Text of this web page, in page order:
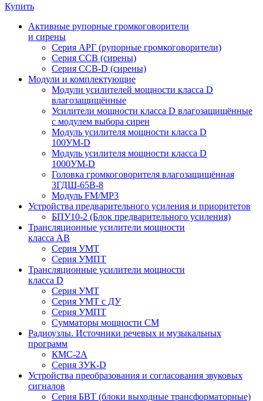
Купить
Активные рупорные громкоговорители
и сирены
Серия АРГ (рупорные громкоговорители)
Серия ССВ (сирены)
Серия ССВ-D (сирены)
Модули и комплектующие
Модули усилителей мощности класса D
влагозащищённые
Усилители мощности класса D влагозащищённые
с модулем выбора сирен
Модуль усилителя мощности класса D
100УМ-D
Модуль усилителя мощности класса D
1000УМ-D
Головка громкоговорителя влагозащищённая
3ГДШ-65В-8
Модуль FM/MP3
Устройства предварительного усиления и приоритетов
БПУ10-2 (Блок предварительного усиления)
Трансляционные усилители мощности
класса АВ
Серия УМТ
Серия УМПТ
Трансляционные усилители мощности
класса D
Серия УМТ
Серия УМТ с ДУ
Серия УМПТ
Сумматоры мощности СМ
Радиоузлы. Источники речевых и музыкальных
программ
КМС-2А
Серия ЗУК-D
Устройства преобразования и согласования звуковых
сигналов
Серия БВТ (блоки выходные трансформаторные)